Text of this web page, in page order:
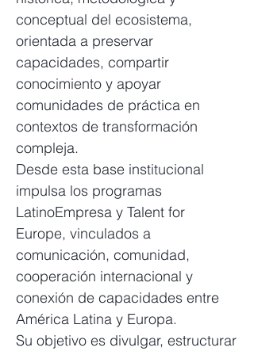
conceptual del ecosistema,
orientada a preservar
capacidades, compartir
conocimiento y apoyar
comunidades de práctica en
contextos de transformación
compleja.
Desde esta base institucional
impulsa los programas
LatinoEmpresa y Talent for
Europe, vinculados a
comunicación, comunidad,
cooperación internacional y
conexión de capacidades entre
América Latina y Europa.
Su objetivo es divulgar, estructurar